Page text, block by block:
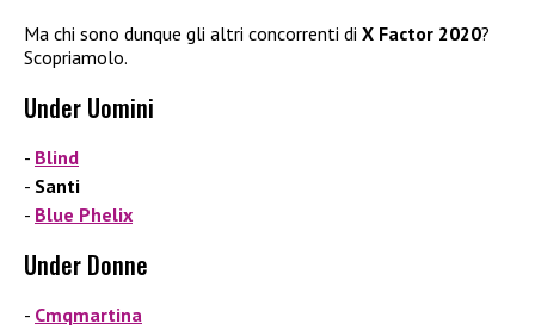
Ma chi sono dunque gli altri concorrenti di X Factor 2020?
Scopriamolo.
Under Uomini
Blind
Santi
Blue Phelix
Under Donne
Cmqmartina